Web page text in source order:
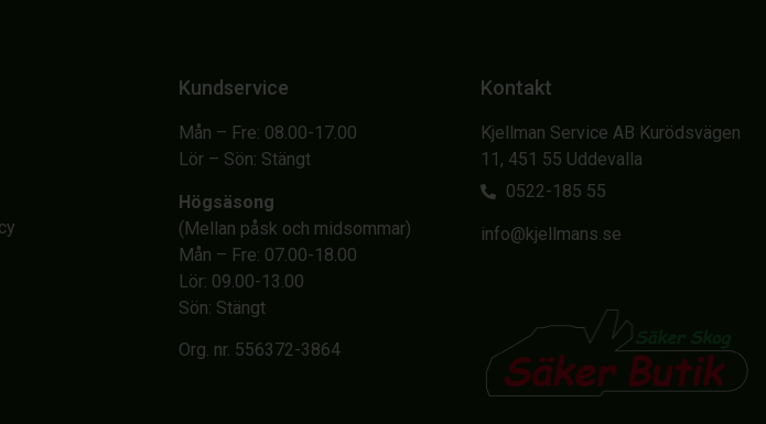
Kundservice
Mån – Fre: 08.00-17.00
Lör – Sön: Stängt
Högsäsong
(Mellan påsk och midsommar)
Mån – Fre: 07.00-18.00
Lör: 09.00-13.00
Sön: Stängt
Org. nr. 556372-3864
Kontakt
Kjellman Service AB Kurödsvägen
11, 451 55 Uddevalla
0522-185 55
info@kjellmans.se